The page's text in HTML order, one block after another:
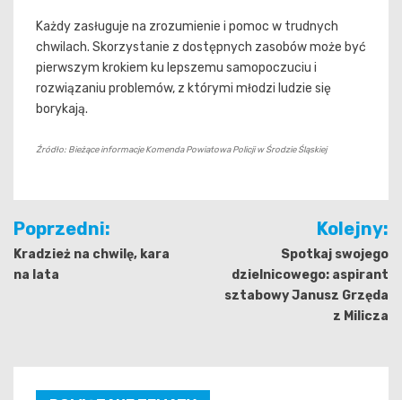
Każdy zasługuje na zrozumienie i pomoc w trudnych
chwilach. Skorzystanie z dostępnych zasobów może być
pierwszym krokiem ku lepszemu samopoczuciu i
rozwiązaniu problemów, z którymi młodzi ludzie się
borykają.
Źródło: Bieżące informacje Komenda Powiatowa Policji w Środzie Śląskiej
Nawigacja
wpisu
Poprzedni:
Kradzież na chwilę, kara
na lata
Kolejny:
Spotkaj swojego
dzielnicowego: aspirant
sztabowy Janusz Grzęda
z Milicza